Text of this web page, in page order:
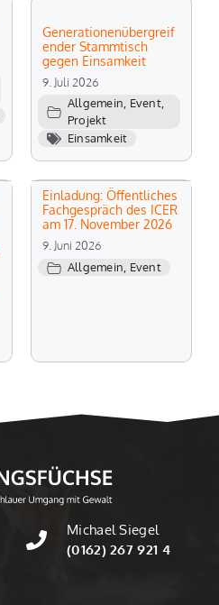
Generationenübergreif
ender Stammtisch
gegen Einsamkeit
9. Juli 2026
Allgemein Event,
Projekt
Einsamkeit
Einladung: Öffentliches
Fachgespräch des ICER
am 17. November 2026
9. Juni 2026
Allgemein, Event
Michael Siegel
(0162) 267 921 4